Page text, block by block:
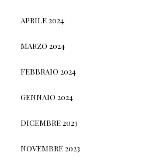
APRILE 2024
MARZO 2024
FEBBRAIO 2024
GENNAIO 2024
DICEMBRE 2023
NOVEMBRE 2023